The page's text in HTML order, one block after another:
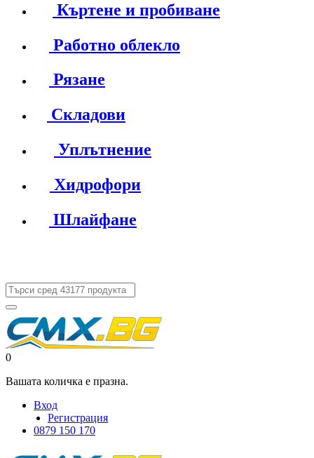
Къртене и пробиване
Работно облекло
Рязане
Складови
Уплътнение
Хидрофори
Шлайфане
0
Вашата количка е празна.
Вход
Регистрация
0879 150 170